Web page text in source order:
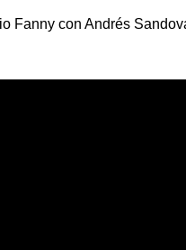
Fanny con Andrés